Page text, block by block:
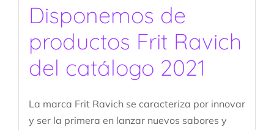
Disponemos de
productos Frit Ravich
del catálogo 2021
La marca Frit Ravich se caracteriza por innovar
y ser la primera en lanzar nuevos sabores y